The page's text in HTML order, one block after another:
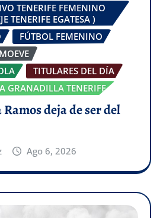
TENERIFE FEMENINO
TENERIFE EGATESA )
FÚTBOL FEMENINO
TITULARES DEL DÍA
GRANADILLA TENERIFE
deja de ser del
Ago 6, 2026